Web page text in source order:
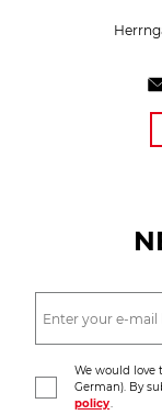
We would love
German). By
policy.